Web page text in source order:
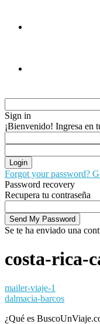
Sign in
¡Bienvenido! Ingresa en
Forgot your password?
Password recovery
Recupera tu contraseña
Se te ha enviado una
costa-rica-
mailer-viaje-1
dalmacia-barcos
¿Qué es